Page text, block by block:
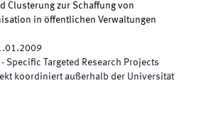
Clusterung zur Schaffung von
in öffentlichen Verwaltungen
- Specific Targeted Research Projects
koordiniert außerhalb der Universität